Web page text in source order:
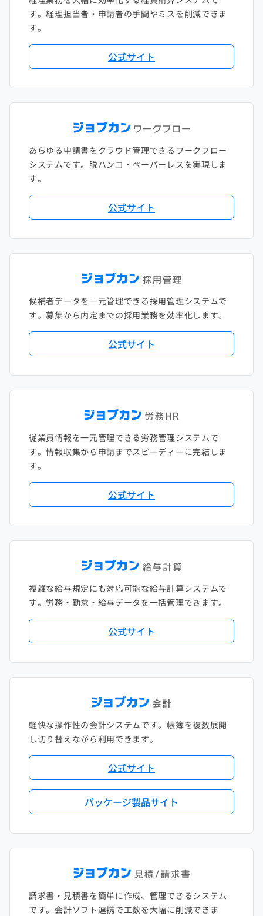
す。経理担当者・申請者の手間やミスを削減できま
す。
公式サイト
あらゆる申請書をクラウド管理できるワークフロー
システムです。脱ハンコ・ペーパーレスを実現しま
す。
公式サイト
候補者データを一元管理できる採用管理システムで
す。募集から内定までの採用業務を効率化します。
公式サイト
従業員情報を一元管理できる労務管理システムで
す。情報収集から申請までスピーディーに完結しま
す。
公式サイト
複雑な給与規定にも対応可能な給与計算システムで
す。労務・勤怠・給与データを一括管理できます。
公式サイト
軽快な操作性の会計システムです。帳簿を複数展開
し切り替えながら利用できます。
公式サイト
パッケージ製品サイト
請求書・見積書を簡単に作成、管理できるシステム
です。会計ソフト連携で工数を大幅に削減できま